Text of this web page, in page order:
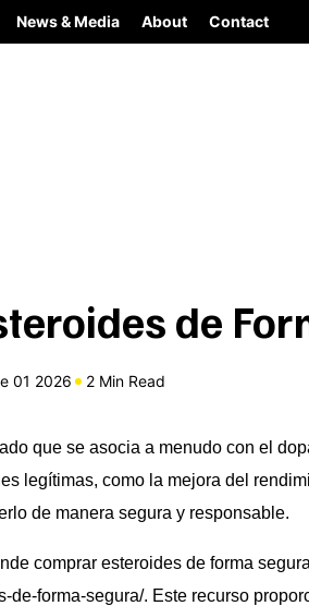
News & Media About Contact
de
01 2026 2 Min Read
que se asocia a menudo con el
legítimas, como la mejora del
de manera segura y responsable.
comprar esteroides de forma
de-forma-segura/. Este recurso